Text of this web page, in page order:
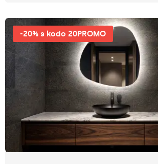
-20% s kodo 20PROMO